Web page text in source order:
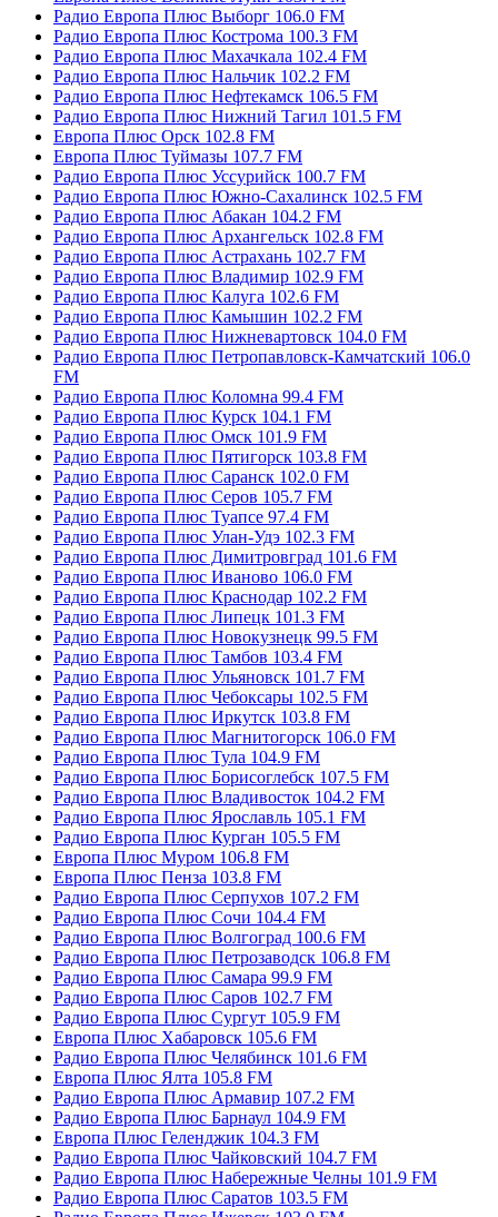
Радио Европа Плюс Выборг 106.0 FM
Радио Европа Плюс Кострома 100.3 FM
Радио Европа Плюс Махачкала 102.4 FM
Радио Европа Плюс Нальчик 102.2 FM
Радио Европа Плюс Нефтекамск 106.5 FM
Радио Европа Плюс Нижний Тагил 101.5 FM
Европа Плюс Орск 102.8 FM
Европа Плюс Туймазы 107.7 FM
Радио Европа Плюс Уссурийск 100.7 FM
Радио Европа Плюс Южно-Сахалинск 102.5 FM
Радио Европа Плюс Абакан 104.2 FM
Радио Европа Плюс Архангельск 102.8 FM
Радио Европа Плюс Астрахань 102.7 FM
Радио Европа Плюс Владимир 102.9 FM
Радио Европа Плюс Калуга 102.6 FM
Радио Европа Плюс Камышин 102.2 FM
Радио Европа Плюс Нижневартовск 104.0 FM
Радио Европа Плюс Петропавловск-Камчатский 106.0
FM
Радио Европа Плюс Коломна 99.4 FM
Радио Европа Плюс Курск 104.1 FM
Радио Европа Плюс Омск 101.9 FM
Радио Европа Плюс Пятигорск 103.8 FM
Радио Европа Плюс Саранск 102.0 FM
Радио Европа Плюс Серов 105.7 FM
Радио Европа Плюс Туапсе 97.4 FM
Радио Европа Плюс Улан-Удэ 102.3 FM
Радио Европа Плюс Димитровград 101.6 FM
Радио Европа Плюс Иваново 106.0 FM
Радио Европа Плюс Краснодар 102.2 FM
Радио Европа Плюс Липецк 101.3 FM
Радио Европа Плюс Новокузнецк 99.5 FM
Радио Европа Плюс Тамбов 103.4 FM
Радио Европа Плюс Ульяновск 101.7 FM
Радио Европа Плюс Чебоксары 102.5 FM
Радио Европа Плюс Иркутск 103.8 FM
Радио Европа Плюс Магнитогорск 106.0 FM
Радио Европа Плюс Тула 104.9 FM
Радио Европа Плюс Борисоглебск 107.5 FM
Радио Европа Плюс Владивосток 104.2 FM
Радио Европа Плюс Ярославль 105.1 FM
Радио Европа Плюс Курган 105.5 FM
Европа Плюс Муром 106.8 FM
Европа Плюс Пенза 103.8 FM
Радио Европа Плюс Серпухов 107.2 FM
Радио Европа Плюс Сочи 104.4 FM
Радио Европа Плюс Волгоград 100.6 FM
Радио Европа Плюс Петрозаводск 106.8 FM
Радио Европа Плюс Самара 99.9 FM
Радио Европа Плюс Саров 102.7 FM
Радио Европа Плюс Сургут 105.9 FM
Европа Плюс Хабаровск 105.6 FM
Радио Европа Плюс Челябинск 101.6 FM
Европа Плюс Ялта 105.8 FM
Радио Европа Плюс Армавир 107.2 FM
Радио Европа Плюс Барнаул 104.9 FM
Европа Плюс Геленджик 104.3 FM
Радио Европа Плюс Чайковский 104.7 FM
Радио Европа Плюс Набережные Челны 101.9 FM
Радио Европа Плюс Саратов 103.5 FM